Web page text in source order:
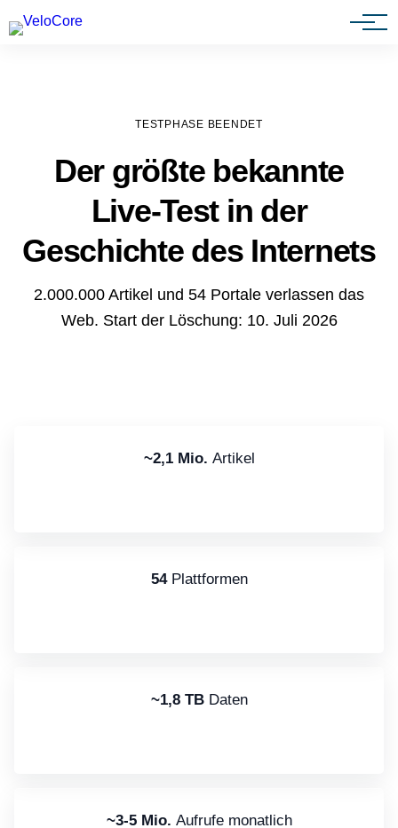
Agenturen & Webdesigner
TESTPHASE BEENDET
Der größte bekannte
Live-Test in der
Geschichte des Internets
2.000.000 Artikel und 54 Portale verlassen das
Web. Start der Löschung: 10. Juli 2026
~2,1 Mio. Artikel
54 Plattformen
~1,8 TB Daten
~3-5 Mio. Aufrufe monatlich